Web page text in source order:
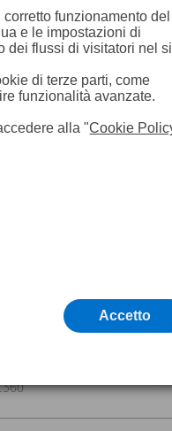
precisione
funzionamento del
e le impostazioni di
dei flussi di visitatori nel
di terze parti, come
funzionalità avanzate.
alla "Cookie
Accetto